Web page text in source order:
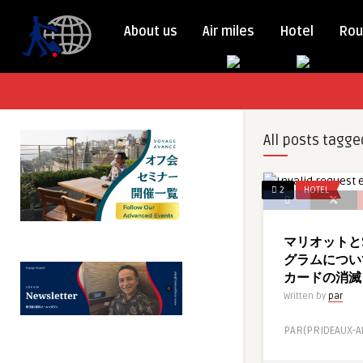
About us Air miles Hotel
All posts
2 HOTEL
マリオット
グラムにつ
カードの消
Written by par
PAR(PRIDEAUX-